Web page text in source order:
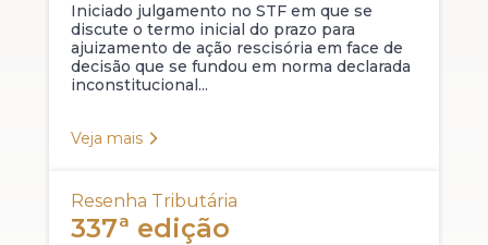
Iniciado julgamento no STF em que se
discute o termo inicial do prazo para
ajuizamento de ação rescisória em face de
decisão que se fundou em norma declarada
inconstitucional...
Veja mais
Resenha Tributária
337ª edição